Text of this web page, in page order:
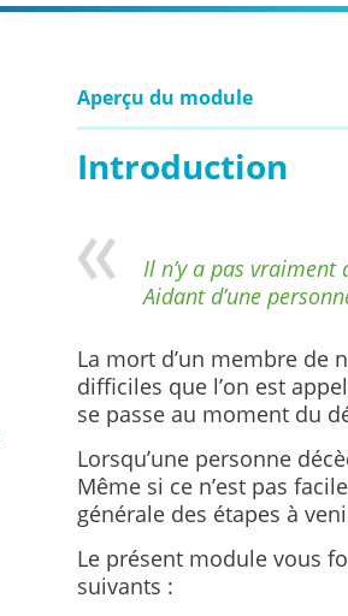
Aperçu du module
Introduction
Il n’y a pas vraiment
Aidant d’une
La mort d’un membre de
difficiles que l’on est
se passe au moment du
Lorsqu’une personne
Même si ce n’est pas
générale des étapes à
Le présent module vous
suivants :